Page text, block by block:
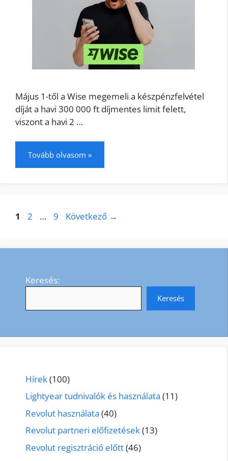
Május 1-től a Wise megemeli a készpénzfelvétel
díját a havi 300 000 ft díjmentes limit felett,
viszont a havi 2 …
Tovább olvasom »
1 2 … 9 Következő →
Keresés:
Keresés
Hírek(100)
Lightyear tudnivalók és használata (11)
Revolut használata (40)
Revolut partneri előfizetések(13)
Revolut regisztráció előtt(46)